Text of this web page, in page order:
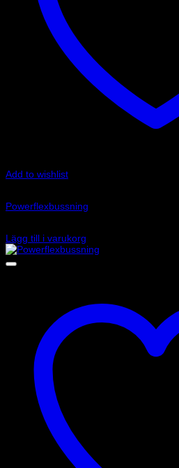
Add to wishlist
Powerflexbussning
Lägg till i varukorg